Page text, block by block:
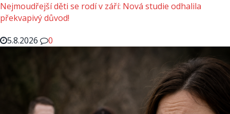
Nejmoudřejší děti se rodí v září: Nová studie odhalila
překvapivý důvod!
5.8.2026
0